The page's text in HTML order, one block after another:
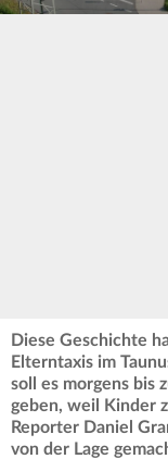
Diese Geschichte
Elterntaxis im
soll es morgens bis
geben, weil Kinder
Reporter Daniel
von der Lage